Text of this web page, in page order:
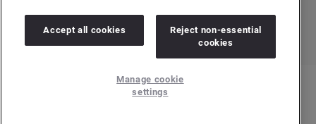
Accept all cookies
Reject non-essential
cookies
Manage cookie
settings